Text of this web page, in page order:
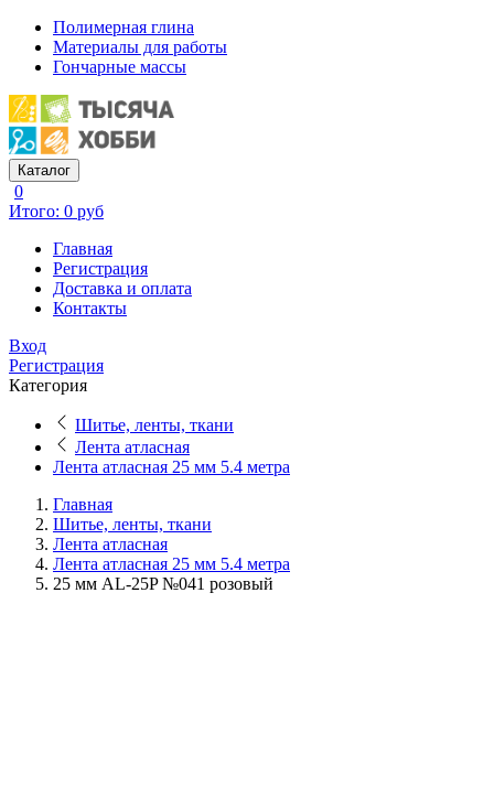
Полимерная глина
Материалы для работы
Гончарные массы
Каталог
0
Итого: 0 руб
Главная
Регистрация
Доставка и оплата
Контакты
Вход
Регистрация
Категория
Шитье, ленты, ткани
Лента атласная
Лента атласная 25 мм 5.4 метра
Главная
Шитье, ленты, ткани
Лента атласная
Лента атласная 25 мм 5.4 метра
25 мм AL-25P №041 розовый